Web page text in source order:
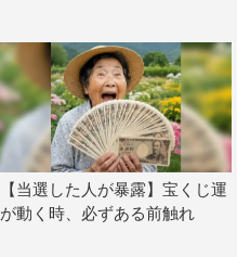
【当選した人が暴露】宝くじ運
が動く時、必ずある前触れ